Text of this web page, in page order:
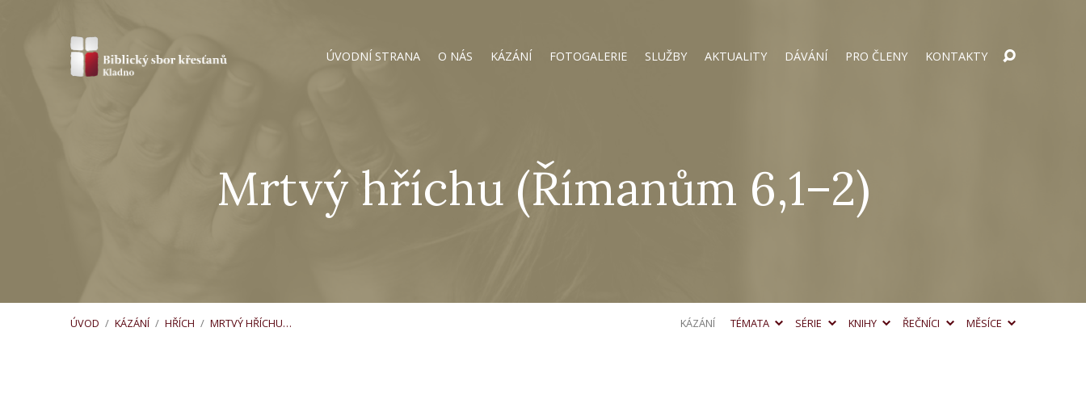
ÚVODNÍ STRANA O NÁS KÁZÁNÍ FOTOGALERIE SLUŽBY AKTUALITY DÁVÁNÍ PRO ČLENY KONTAKTY
Mrtvý hříchu (Římanům 6,1–2)
ÚVOD / KÁZÁNÍ / HŘÍCH / MRTVÝ HŘÍCHU… KÁZÁNÍ TÉMATA SÉRIE KNIHY ŘEČNÍCI MĚSÍCE